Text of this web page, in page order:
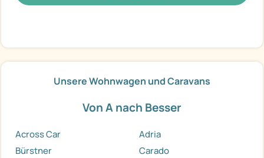
Unsere Wohnwagen und Caravans
Von A nach Besser
Across Car
Adria
Bürstner
Carado